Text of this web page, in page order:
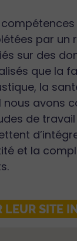
par un
sur des
que la
la
nous avons
de
et la
LEUR SITE